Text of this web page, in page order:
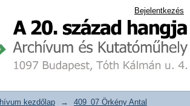
409_07 Örkény Antal
kutatásvezetők neve
archívum adattár Bejelentkezés
kezdőlap →
409_07 Örkény Antal